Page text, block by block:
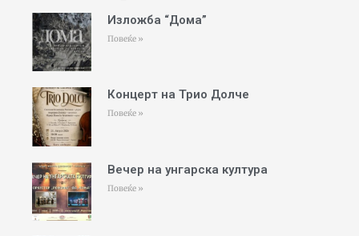
Изложба “Дома”
Повеќе »
Концерт на Трио Долче
Повеќе »
Вечер на унгарска култура
Повеќе »